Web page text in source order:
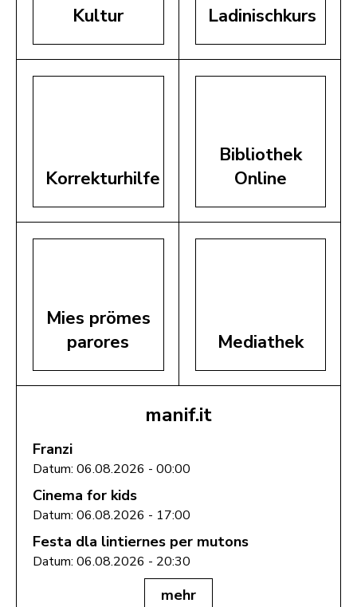
Kultur
Ladinischkurs
Korrekturhilfe
Bibliothek
Online
Mies prömes
parores
Mediathek
manif.it
Franzi
Datum: 06.08.2026 - 00:00
Cinema for kids
Datum: 06.08.2026 - 17:00
Festa dla lintiernes per mutons
Datum: 06.08.2026 - 20:30
mehr